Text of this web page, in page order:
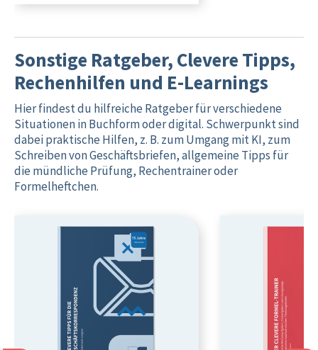
Sonstige Ratgeber, Clevere Tipps,
Rechenhilfen und E-Learnings
Hier findest du hilfreiche Ratgeber für verschiedene
Situationen in Buchform oder digital. Schwerpunkt sind
dabei praktische Hilfen, z. B. zum Umgang mit KI, zum
Schreiben von Geschäftsbriefen, allgemeine Tipps für
die mündliche Prüfung, Rechentrainer oder
Formelheftchen.